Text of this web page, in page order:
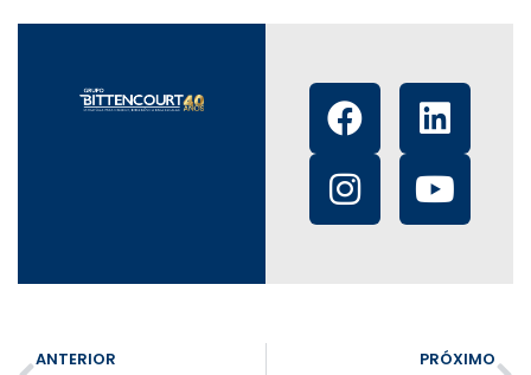
ANTERIOR PRÓXIMO